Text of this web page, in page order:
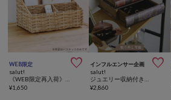
WEB限定 
salut!
¥1,650
インフルエンサー企画 
salut!
¥2,860